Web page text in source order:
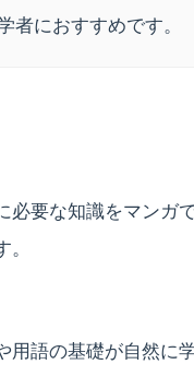
者におすすめです。
必要な知識をマンガ
用語の基礎が自然に